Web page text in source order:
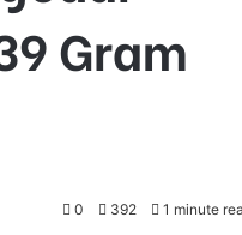
Gram
0 392 1 minute